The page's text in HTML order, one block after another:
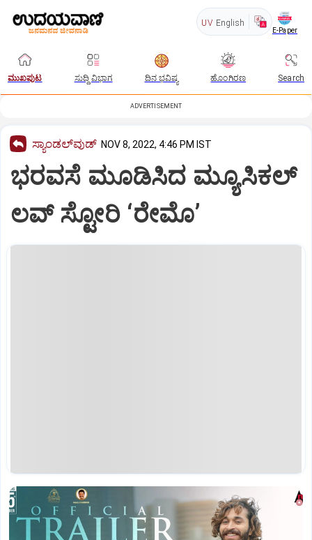
UV English
E-Paper
ಮುಖಪುಟ ಸುದ್ದಿ ವಿಭಾಗ ದಿನ ಭವಿಷ್ಯ ಹೊಂಗಿರಣ Search
ADVERTISEMENT
ಸ್ಯಾಂಡಲ್‌ವುಡ್‌ NOV 8, 2022, 4:46 PM IST
ಭರವಸೆ ಮೂಡಿಸಿದ ಮ್ಯೂಸಿಕಲ್
ಲವ್ ಸ್ಟೋರಿ ‘ರೇಮೊ’